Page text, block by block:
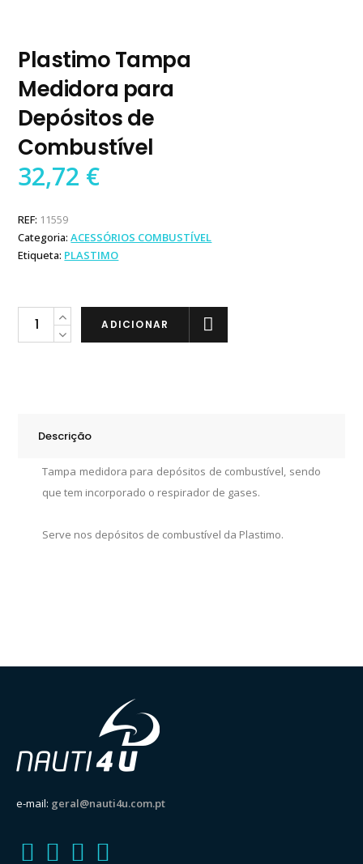
Plastimo Tampa
Medidora para
Depósitos de
Combustível
32,72 €
REF: 11559
Categoria:ACESSÓRIOS COMBUSTÍVEL
Etiqueta: PLASTIMO
Plastimo
Combustível
ADICIONAR
Descrição
Tampa medidora para depósitos de combustível, sendo
que tem incorporado o respirador de gases.
Serve nos depósitos de combustível da Plastimo.
e-mail: geral@nauti4u.com.pt